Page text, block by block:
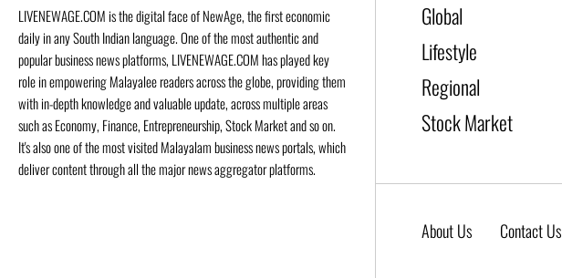
LIVENEWAGE.COM is the digital face of NewAge, the first economic
daily in any South Indian language. One of the most authentic and
popular business news platforms, LIVENEWAGE.COM has played key
role in empowering Malayalee readers across the globe, providing them
with in-depth knowledge and valuable update, across multiple areas
such as Economy, Finance, Entrepreneurship, Stock Market and so on.
It's also one of the most visited Malayalam business news portals, which
deliver content through all the major news aggregator platforms.
Global
Lifestyle
Regional
Stock Market
About Us Contact Us